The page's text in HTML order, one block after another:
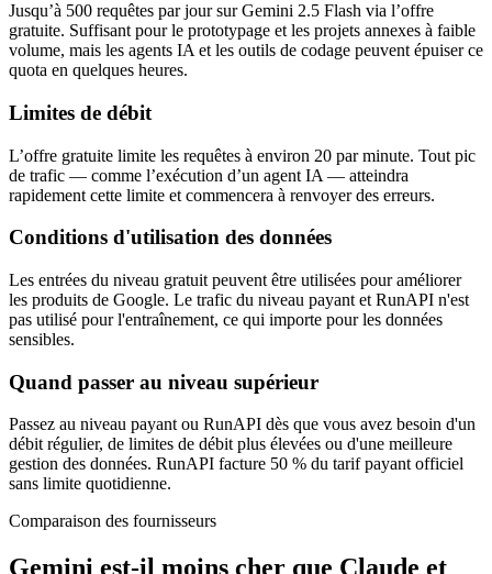
Jusqu’à 500 requêtes par jour sur Gemini 2.5 Flash via l’offre
gratuite. Suffisant pour le prototypage et les projets annexes à faible
volume, mais les agents IA et les outils de codage peuvent épuiser ce
quota en quelques heures.
Limites de débit
L’offre gratuite limite les requêtes à environ 20 par minute. Tout pic
de trafic — comme l’exécution d’un agent IA — atteindra
rapidement cette limite et commencera à renvoyer des erreurs.
Conditions d'utilisation des données
Les entrées du niveau gratuit peuvent être utilisées pour améliorer
les produits de Google. Le trafic du niveau payant et RunAPI n'est
pas utilisé pour l'entraînement, ce qui importe pour les données
sensibles.
Quand passer au niveau supérieur
Passez au niveau payant ou RunAPI dès que vous avez besoin d'un
débit régulier, de limites de débit plus élevées ou d'une meilleure
gestion des données. RunAPI facture 50 % du tarif payant officiel
sans limite quotidienne.
Comparaison des fournisseurs
Gemini est-il moins cher que Claude et